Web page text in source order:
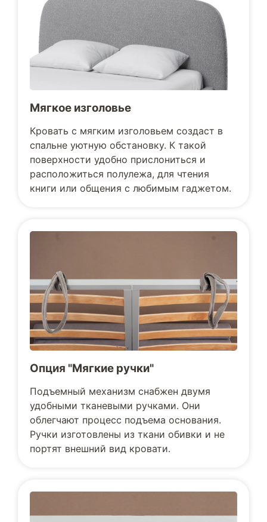
Мягкое изголовье
Кровать с мягким изголовьем создаст в
спальне уютную обстановку. К такой
поверхности удобно прислониться и
расположиться полулежа, для чтения
книги или общения с любимым гаджетом.
Опция "Мягкие ручки"
Подъемный механизм снабжен двумя
удобными тканевыми ручками. Они
облегчают процесс подъема основания.
Ручки изготовлены из ткани обивки и не
портят внешний вид кровати.